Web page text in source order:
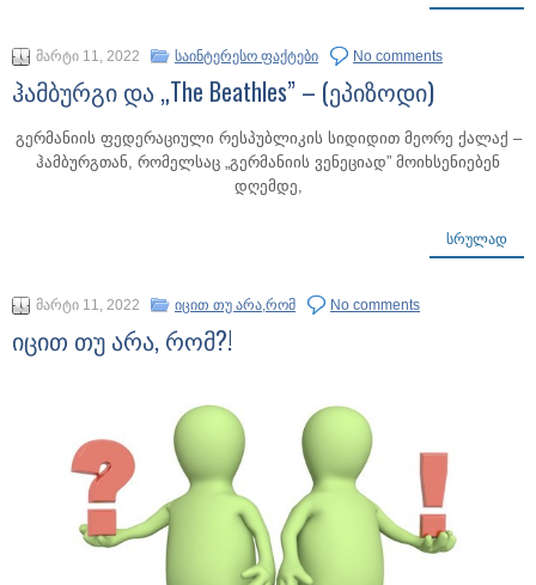
მარტი 11, 2022 საინტერესო ფაქტები No comments
ჰამბურგი და „The Beathles” – (ეპიზოდი)
გერმანიის ფედერაციული რესპუბლიკის სიდიდით მეორე ქალაქ –
ჰამბურგთან, რომელსაც „გერმანიის ვენეციად” მოიხსენიებენ
დღემდე,
ᲡᲠᲣᲚᲐᲓ
მარტი 11, 2022 იცით თუ არა,რომ No comments
იცით თუ არა, რომ?!